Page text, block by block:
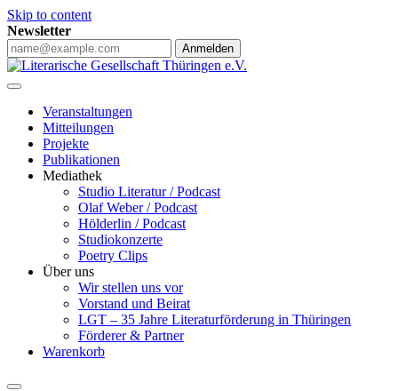
Skip to content
Newsletter
Anmelden
Veranstaltungen
Mitteilungen
Projekte
Publikationen
Mediathek
Studio Literatur / Podcast
Olaf Weber / Podcast
Hölderlin / Podcast
Studiokonzerte
Poetry Clips
Über uns
Wir stellen uns vor
Vorstand und Beirat
LGT – 35 Jahre Literaturförderung in Thüringen
Förderer & Partner
Warenkorb